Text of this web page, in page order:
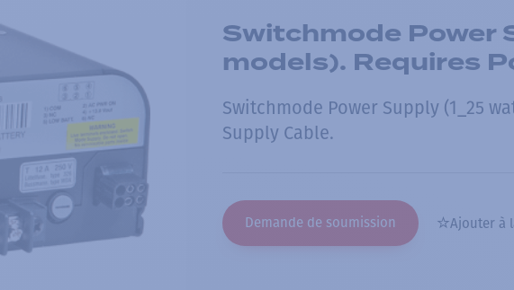
Switchmode Power
models). Requires
Switchmode Power Supply (1_25
Supply Cable.
Demande de soumission Ajouter à